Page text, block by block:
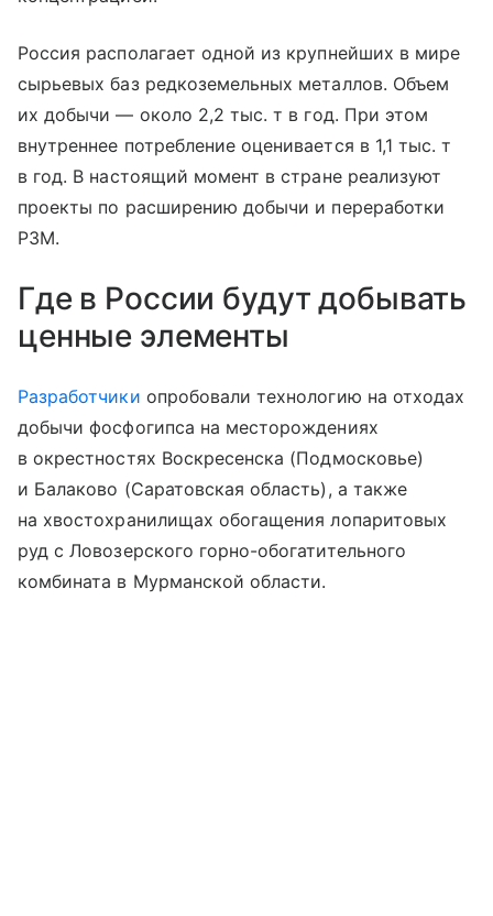
Россия располагает одной из крупнейших в мире
сырьевых баз редкоземельных металлов. Объем
их добычи — около 2,2 тыс. т в год. При этом
внутреннее потребление оценивается в 1,1 тыс. т
в год. В настоящий момент в стране реализуют
проекты по расширению добычи и переработки
РЗМ.
Где в России будут добывать
ценные элементы
Разработчики опробовали технологию на отходах
добычи фосфогипса на месторождениях
в окрестностях Воскресенска (Подмосковье)
и Балаково (Саратовская область), а также
на хвостохранилищах обогащения лопаритовых
руд с Ловозерского горно-обогатительного
комбината в Мурманской области.